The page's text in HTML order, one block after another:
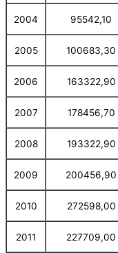
2004 95542,10
2005 100683,30
2006 163322,90
2007 178456,70
2008 193322,90
2009 200456,90
2010 272598,00
2011 227709,00